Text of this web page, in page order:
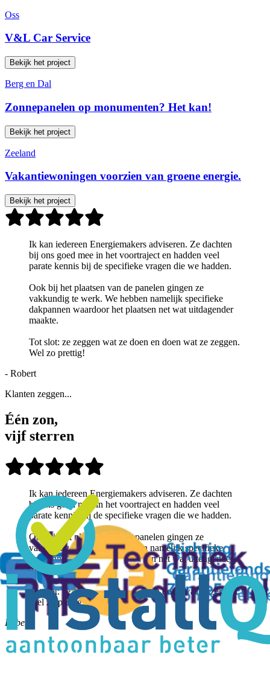
Oss
V&L Car Service
Bekijk het project
Berg en Dal
Zonnepanelen op monumenten? Het kan!
Bekijk het project
Zeeland
Vakantiewoningen voorzien van groene energie.
Bekijk het project
Ik kan iedereen Energiemakers adviseren. Ze dachten
bij ons goed mee in het voortraject en hadden veel
parate kennis bij de specifieke vragen die we hadden.
Ook bij het plaatsen van de panelen gingen ze
vakkundig te werk. We hebben namelijk specifieke
dakpannen waardoor het plaatsen net wat uitdagender
maakte.
Tot slot: ze zeggen wat ze doen en doen wat ze zeggen.
Wel zo prettig!
- Robert
Klanten zeggen...
Één zon,
vijf sterren
Ik kan iedereen Energiemakers adviseren. Ze dachten
bij ons goed mee in het voortraject en hadden veel
parate kennis bij de specifieke vragen die we hadden.
Ook bij het plaatsen van de panelen gingen ze
vakkundig te werk. We hebben namelijk specifieke
dakpannen waardoor het plaatsen net wat uitdagender
maakte.
Tot slot: ze zeggen wat ze doen en doen wat ze zeggen.
Wel zo prettig!
Robert